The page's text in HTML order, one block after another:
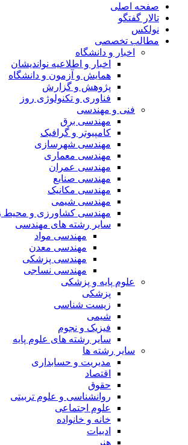
صفحه اصلی
تالار گفتگو
نولکس
مطالب تخصصی
اخبار و دانشگاه
اخبار و اطلاعیه نواندیشان
همایش و آزمون و دانشگاه
پژوهش و گزارش
فناوری و تکنولوژی روز
فنی و مهندسی
مهندسی برق
کامپیوتر و گرافیک
مهندسی شهرسازی
مهندسی معماری
مهندسی عمران
مهندسی صنایع
مهندسی مکانیک
مهندسی شیمی
مهندسی کشاورزی و محیط
سایر رشته های مهندسی
مهندسی مواد
مهندسی معدن
مهندسی پزشکی
مهندسی نساجی
علوم پایه و پزشکی
پزشکی
زیست شناسی
شیمی
فیزیک و نجوم
سایر رشته های علوم پایه
سایر رشته ها
مدیریت و حسابداری
اقتصاد
حقوق
روانشناسی و علوم تربیتی
علوم اجتماعی
خانه و خانواده
ادبیات
هنر